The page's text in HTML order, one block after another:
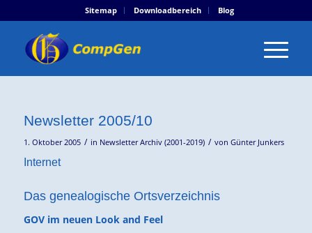
Sitemap Downloadbereich Blog
Newsletter 2005/10
1. Oktober 2005 / in Newsletter Archiv (2001-2019) / von Günter Junkers
Internet
Das genealogische Ortsverzeichnis
GOV im neuen Look and Feel